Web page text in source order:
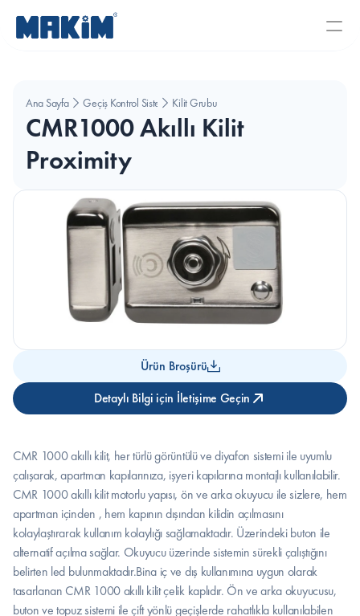
Ana Sayfa Geçiş Kontrol SistemleriKilit Grubu
CMR1000 Akıllı Kilit
Proximity
Ürün Broşürü
Detaylı Bilgi için İletişime Geçin
CMR 1000 akıllı kilit, her türlü görüntülü ve diyafon sistemi ile uyumlu
çalışarak, apartman kapılarınıza, işyeri kapılarına montajlı kullanılabilir.
CMR 1000 akıllı kilit motorlu yapısı, ön ve arka okuyucu ile sizlere, hem
apartman içinden , hem kapının dışından kilidin açılmasını
kolaylaştırarak kullanım kolaylığı sağlamaktadır. Üzerindeki buton ile
alternatif açılma sağlar. Okuyucu üzerinde sistemin sürekli çalıştığını
belirten led bulunmaktadır.Bina iç ve dış kullanımına uygun olarak
tasarlanan CMR 1000 akıllı kilit çelik kaplıdır. Ön ve arka okuyucusu,
buton ve topuz sistemi ile çift yönlü geçişlerde rahatlıkla kullanılabilen